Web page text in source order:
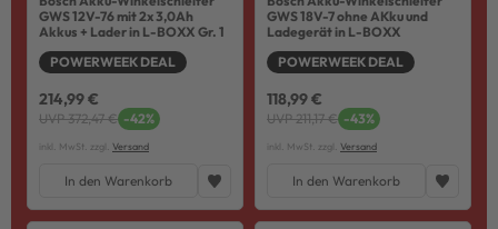
GWS 12V-76 mit 2x 3,0Ah
Akkus + Lader in L-BOXX Gr. 1
POWERWEEK DEAL
214,99 €
UVP 372,47 € -42%
inkl. MwSt. zzgl. Versand
In den Warenkorb
GWS 18V-7 ohne AKku und
Ladegerät in L-BOXX
POWERWEEK DEAL
118,99 €
UVP 211,17 € -43%
inkl. MwSt. zzgl. Versand
In den Warenkorb